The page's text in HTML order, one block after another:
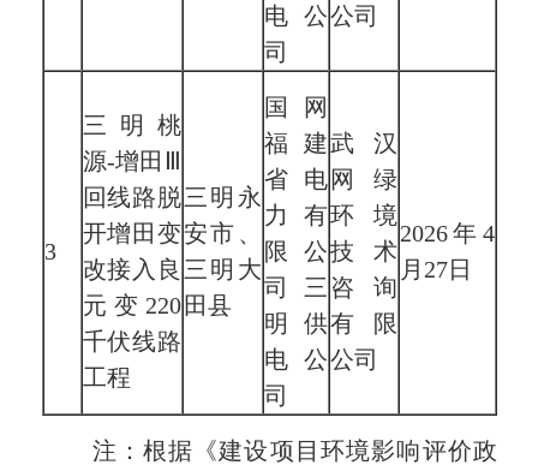
电公
司
公司
3
三明桃
源-增田Ⅲ
回线路脱
开增田变
改接入良
元变220
千伏线路
工程
三明永
安市、
三明大
田县
国网
福建
省电
力有
限公
司三
明供
电公
司
武汉
网绿
环境
技术
咨询
有限
公司
2026年4
月27日
注：根据《建设项目环境影响评价政